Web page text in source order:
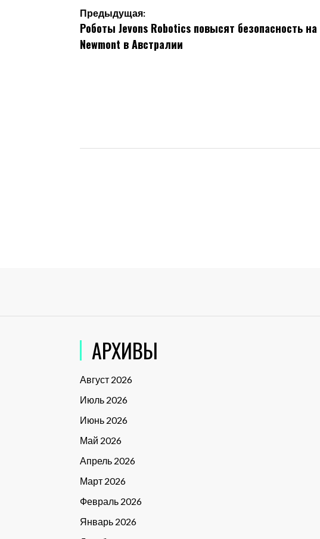
Навигация
по
Предыдущая:
Роботы Jevons Robotics повысят безопасность
Newmont в Австралии
АРХИВЫ
Август 2026
Июль 2026
Июнь 2026
Май 2026
Апрель 2026
Март 2026
Февраль 2026
Январь 2026